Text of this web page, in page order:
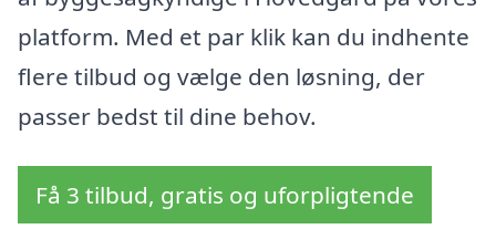
platform. Med et par klik kan du indhente
flere tilbud og vælge den løsning, der
passer bedst til dine behov.
Få 3 tilbud, gratis og uforpligtende